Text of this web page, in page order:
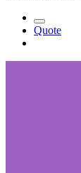
Quote